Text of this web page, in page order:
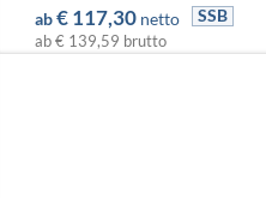
ab€117,30 netto
SSB
ab€ 139,59 brutto